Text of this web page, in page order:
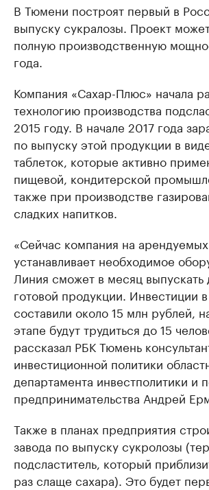
В Тюмени построят первый в
выпуску сукралозы. Проект
полную производственную
года.
Компания «Сахар-Плюс» начала
технологию производства
2015 году. В начале 2017 года
по выпуску этой продукции в
таблеток, которые активно
пищевой, кондитерской
также при производстве
сладких напитков.
«Сейчас компания на
устанавливает необходимое
Линия сможет в месяц выпускать
готовой продукции. Инвестиции
составили около 15 млн рублей,
этапе будут трудиться до 15
рассказал РБК Тюмень
инвестиционной политики
департамента инвестполитики и
предпринимательства Андрей
Также в планах предприятия
завода по выпуску сукролозы
подсластитель, который
раз слаще сахара). Это будет